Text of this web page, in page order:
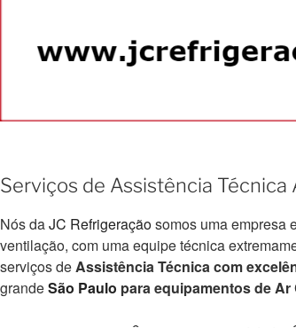
Serviços de Assistência Técnica
Nós daJC Refrigeraçãosomos uma empresa
ventilação, com uma equipe técnica
serviços de Assistência Técnica com
grandeSão Paulo para equipamentos de